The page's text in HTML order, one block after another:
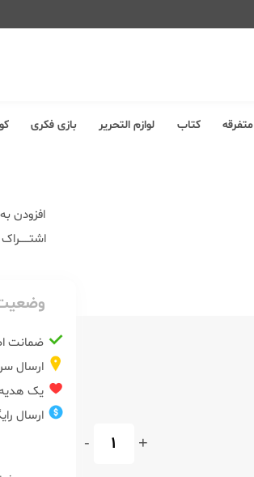
متفرقه کتاب لوازم التحریر بازی فکری
+
-
افزودن
وضعیت
ضمانت
ارسال
یک
ارسال